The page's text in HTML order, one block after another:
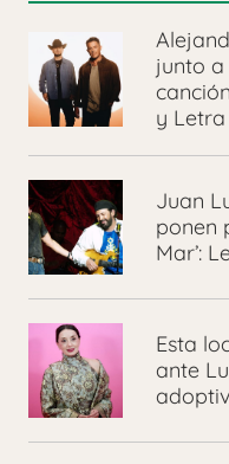
junto a
y
Juan
ponen
Mar’:
Esta
ante